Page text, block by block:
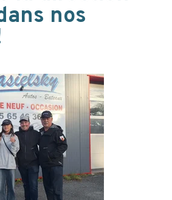
nos